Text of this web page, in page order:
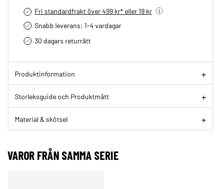
Fri standardfrakt över 499 kr* eller 19 kr
Snabb leverans: 1-4 vardagar
30 dagars returrätt­
Produktinformation
Storleksguide och Produktmått
Material & skötsel
VAROR FRÅN SAMMA SERIE